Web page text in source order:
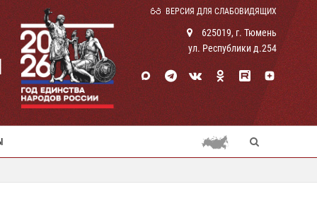
ВЕРСИЯ ДЛЯ СЛАБОВИДЯЩИХ
625019, г. Тюмень
ул. Республики д.254